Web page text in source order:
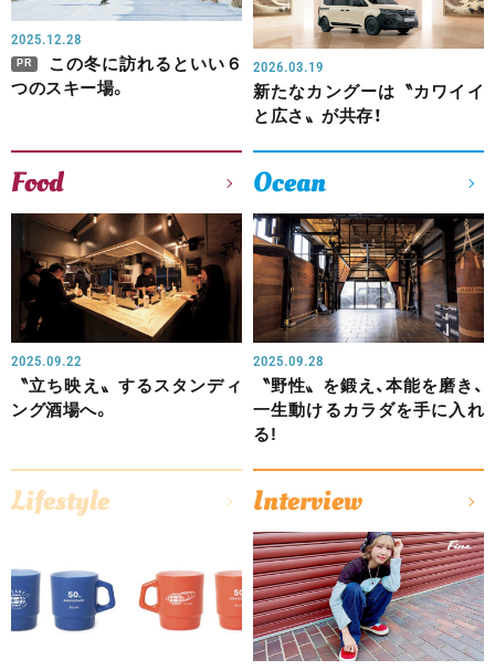
2025.12.28
PR
この冬に訪れるといい６
つのスキー場。
2026.03.19
新たなカングーは〝カワイイ
と広さ〟が共存！
Food
2025.09.22
〝立ち映え〟するスタンディ
ング酒場へ。
Ocean
2025.09.28
〝野性〟を鍛え、本能を磨き、
一生動けるカラダを手に入れ
る!
Lifestyle Interview